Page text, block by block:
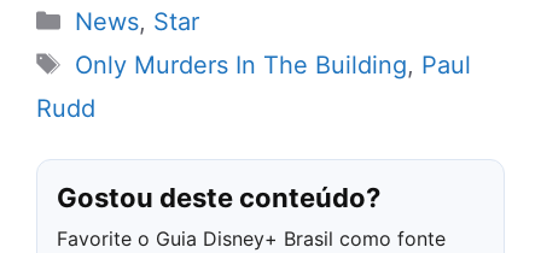
Categorias
News, Star
Tags
Only Murders In The Building, Paul
Rudd
Gostou deste conteúdo?
Favorite o Guia Disney+ Brasil como fonte